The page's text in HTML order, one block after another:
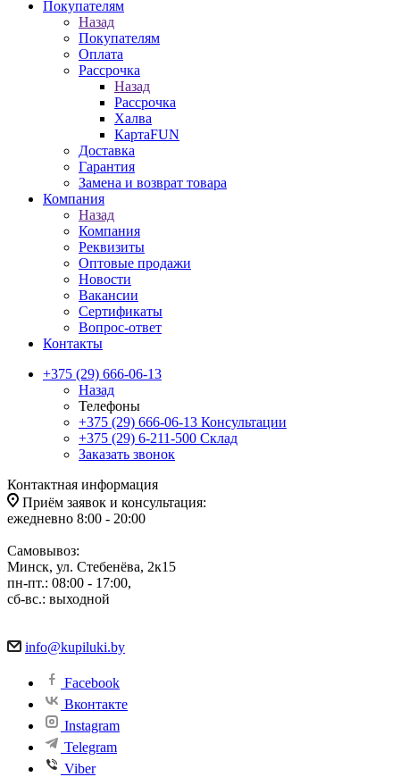
Покупателям
Назад
Покупателям
Оплата
Рассрочка
Назад
Рассрочка
Халва
КартаFUN
Доставка
Гарантия
Замена и возврат товара
Компания
Назад
Компания
Реквизиты
Оптовые продажи
Новости
Вакансии
Сертификаты
Вопрос-ответ
Контакты
+375 (29) 666-06-13
Назад
Телефоны
+375 (29) 666-06-13 Консультации
+375 (29) 6-211-500 Склад
Заказать звонок
Контактная информация
Приём заявок и консультация:
ежедневно 8:00 - 20:00
Самовывоз:
Минск, ул. Стебенёва, 2к15
пн-пт.: 08:00 - 17:00,
сб-вс.: выходной
info@kupiluki.by
Facebook
Вконтакте
Instagram
Telegram
Viber